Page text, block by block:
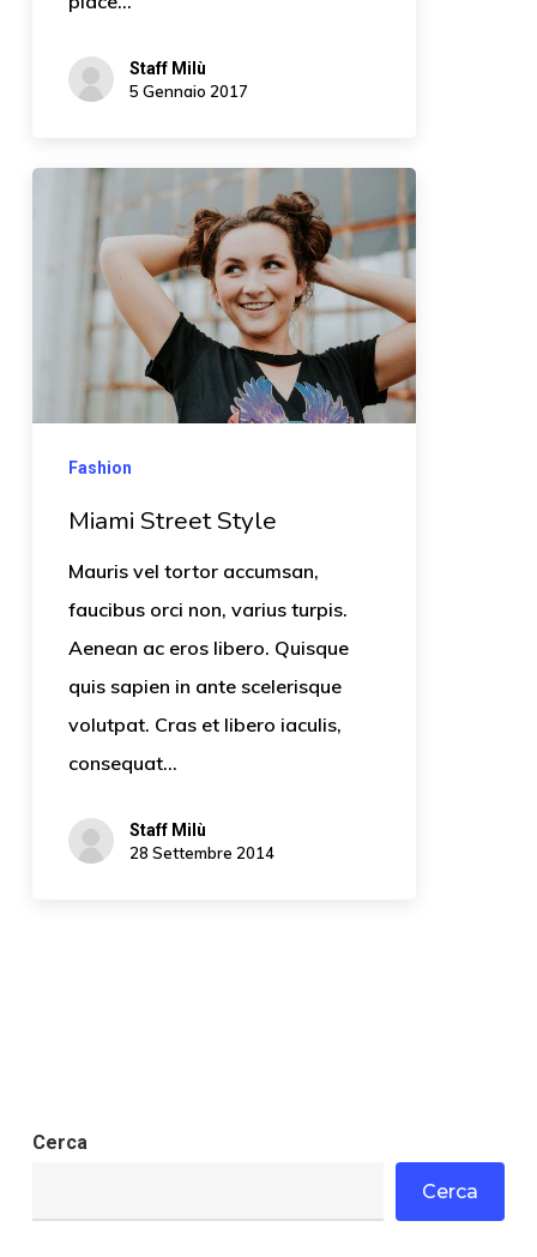
Staff Milù
5 Gennaio 2017
Fashion
Miami Street Style
Mauris vel tortor accumsan,
faucibus orci non, varius turpis.
Aenean ac eros libero. Quisque
quis sapien in ante scelerisque
volutpat. Cras et libero iaculis,
consequat…
Staff Milù
28 Settembre 2014
Cerca
Cerca